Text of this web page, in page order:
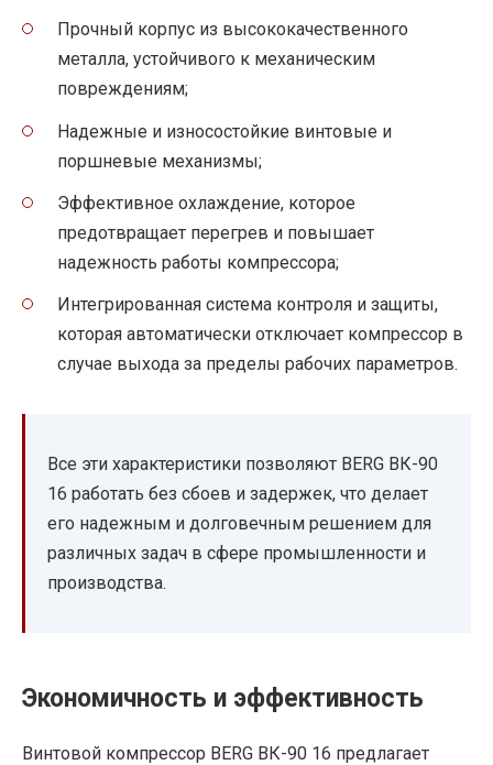
Прочный корпус из высококачественного
металла, устойчивого к механическим
повреждениям;
Надежные и износостойкие винтовые и
поршневые механизмы;
Эффективное охлаждение, которое
предотвращает перегрев и повышает
надежность работы компрессора;
Интегрированная система контроля и защиты,
которая автоматически отключает компрессор в
случае выхода за пределы рабочих параметров.
Все эти характеристики позволяют BERG ВК-90
16 работать без сбоев и задержек, что делает
его надежным и долговечным решением для
различных задач в сфере промышленности и
производства.
Экономичность и эффективность
Винтовой компрессор BERG ВК-90 16 предлагает